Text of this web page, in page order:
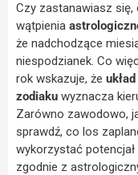
Czy zastanawiasz się,
wątpienia
że nadchodzące
niespodzianek. Co
rok wskazuje, że
zodiaku wyznacza
Zarówno zawodowo,
sprawdź, co los
wykorzystać potencjał
zgodnie z